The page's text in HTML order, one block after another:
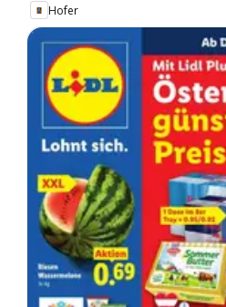
Hofer